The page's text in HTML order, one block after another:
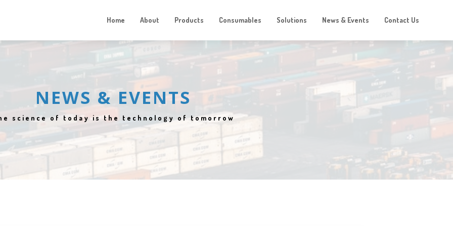
Home About Products Consumables Solutions News & Events Contact Us
NEWS & EVENTS
science of today is the technology of tomorrow